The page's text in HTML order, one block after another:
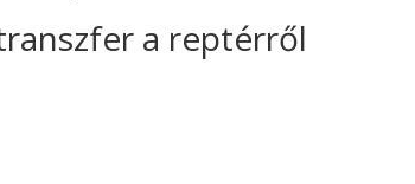
a reptérről